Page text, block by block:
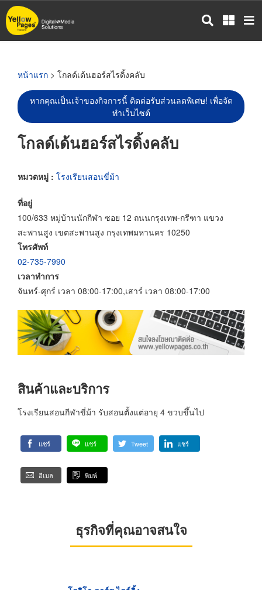
ข้าม
ไป
หน้าแรก > โกลด์เด้นฮอร์สไรดิ้งคลับ
หากคุณเป็นเจ้าของกิจการนี้ ติดต่อรับส่วนลดพิเศษ! เพื่อจัด
ทำเว็บไซต์
โกลด์เด้นฮอร์สไรดิ้งคลับ
หมวดหมู่ : โรงเรียนสอนขี่ม้า
ที่อยู่
100/633 หมู่บ้านนักกีฬา ซอย 12 ถนนกรุงเทพ-กรีฑา แขวง
สะพานสูง เขตสะพานสูง กรุงเทพมหานคร 10250
โทรศัพท์
02-735-7990
เวลาทำการ
จันทร์-ศุกร์ เวลา 08:00-17:00,เสาร์ เวลา 08:00-17:00
สินค้าและบริการ
โรงเรียนสอนกีฬาขี่ม้า รับสอนตั้งแต่อายุ 4 ขวบขึ้นไป
แชร์ แชร์ Tweet แชร์
อีเมล พิมพ์
ธุรกิจที่คุณอาจสนใจ